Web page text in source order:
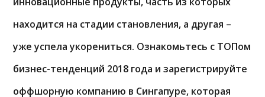
находится на стадии становления, а другая –
уже успела укорениться. Ознакомьтесь с ТОПом
бизнес-тенденций 2018 года и зарегистрируйте
оффшорную компанию в Сингапуре, которая